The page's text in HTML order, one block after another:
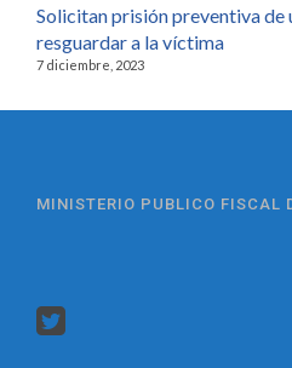
Solicitan prisión preventiva de
resguardar a la víctima
7 diciembre, 2023
MINISTERIO PUBLICO FISCAL